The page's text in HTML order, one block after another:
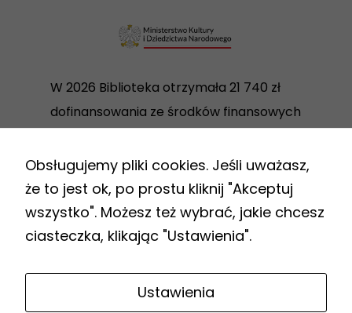
W 2026 Biblioteka otrzymała 21 740 zł
dofinansowania ze środków finansowych
Narodowego w ramach realizacji
Programu Biblioteki Narodowej „Zakup i
zdalny dostęp do nowości
wydawniczych”.
Link
do
Obsługujemy pliki cookies. Jeśli uważasz,
że to jest ok, po prostu kliknij "Akceptuj
wszystko". Możesz też wybrać, jakie chcesz
ciasteczka, klikając "Ustawienia".
Ustawienia